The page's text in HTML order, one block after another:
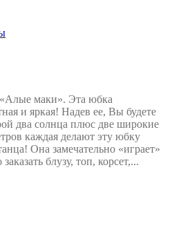
Этот
можно
выбрать
на
странице
товара.
маки». Эта юбка
и яркая! Надев ее, Вы будете
два солнца плюс две широкие
каждая делают эту юбку
Она замечательно «играет»
блузу, топ, корсет,...